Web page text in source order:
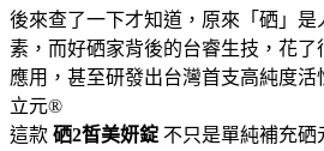
後來查了一下才知道，原來「硒」
素，而好硒家背後的台睿生技，花
應用，甚至研發出台灣首支高純度活
立元®
這款 硒2皙美妍錠 不只是單純補充硒